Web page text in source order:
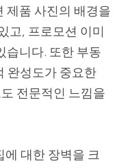
제품 사진의 배경을
고, 프로모션 이미
습니다. 또한 부동
완성도가 중요한
전문적인 느낌을
에 대한 장벽을 크